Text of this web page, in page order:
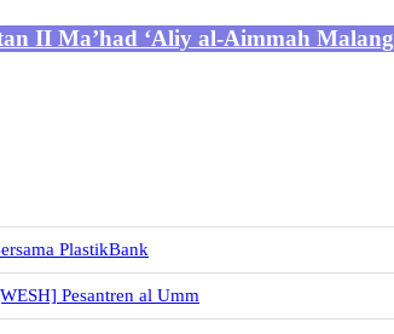
II Ma’had ‘Aliy al-Aimmah Malang
PlastikBank
Pesantren al Umm